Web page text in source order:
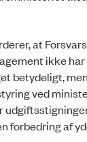
at
ikke
betyde­ligt,
ved
forbedring af